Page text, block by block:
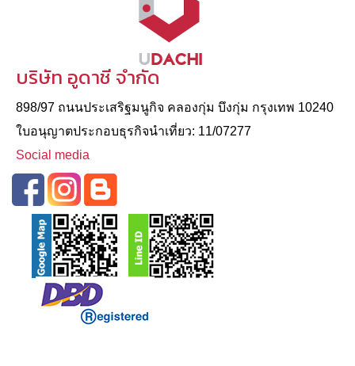
บริษัท อูดาชี จำกัด
898/97 ถนนประเสริฐมนูกิจ คลองกุ่ม บึงกุ่ม กรุงเทพ 10240
ใบอนุญาตประกอบธุรกิจนําเที่ยว: 11/07277
Social media